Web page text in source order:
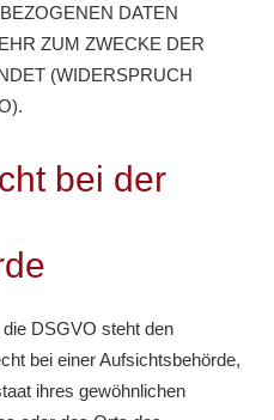
DATEN
ZUM ZWECKE DER
(WIDERSPRUCH
bei der
DSGVO steht den
bei einer Aufsichtsbehörde,
ihres gewöhnlichen